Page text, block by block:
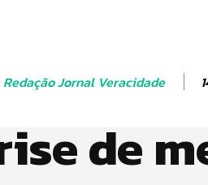
Redação Jornal Veracidade
de